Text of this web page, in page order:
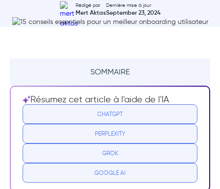
Rédigé par
Mert Aktas
Dernière mise à jour
September 23, 2024
SOMMAIRE
Pourquoi l'onboarding des nouveaux
utilisateurs est-il si important ?
15 conseils pour améliorer votre flux
2- Fixez un objectif pour montrer votre valeur
Résumez cet article à l'aide de l'IA
CHATGPT
PERPLEXITY
GROK
GOOGLE AI